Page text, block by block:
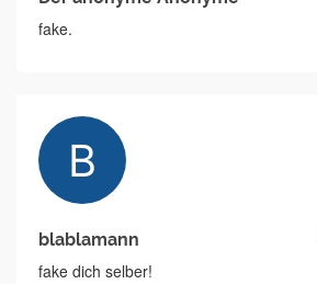
fake.
blablamann
fake dich selber!